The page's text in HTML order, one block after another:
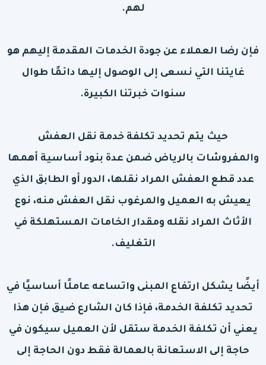
لهم.
فإن رضا العملاء عن جودة الخدمات المقدمة إليهم هو
غايتنا التي نسعى إلى الوصول إليها دائمًا طوال
سنوات خبرتنا الكبيرة.
حيث يتم تحديد تكلفة خدمة نقل العفش
والمفروشات بالرياض ضمن عدة بنود أساسية أهمها
عدد قطع العفش المراد نقلها، الدور أو الطابق الذي
يعيش به العميل والمرغوب نقل العفش منه، نوع
الأثاث المراد نقله ومقدار الخامات المستهلكة في
التغليف.
أيضًا يشكل ارتفاع المبنى واتساعه عاملًا أساسيًا في
تحديد تكلفة الخدمة، فإذا كان الشارع ضيق فإن هذا
يعني أن تكلفة الخدمة ستقل لأن العميل سيكون في
حاجة إلى الاستعانة بالعمالة فقط دون الحاجة إلى